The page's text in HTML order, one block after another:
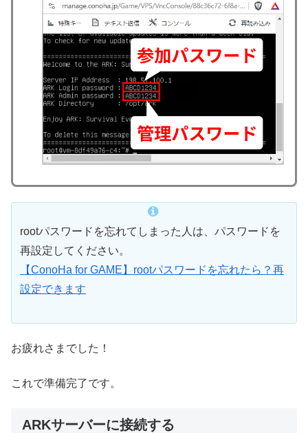
rootパスワードを忘れてしまった人は、パスワードを
再設定してください。
【ConoHa for GAME】rootパスワードを忘れたら？再
設定できます
お疲れさまでした！
これで準備完了です。
ARKサーバーに接続する